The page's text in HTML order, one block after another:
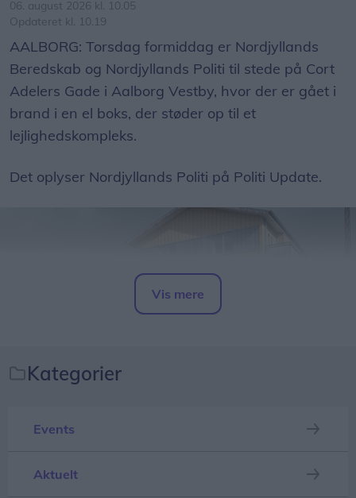
06. august 2026 kl. 10.05
Opdateret kl. 10.19
AALBORG: Torsdag formiddag er Nordjyllands
Beredskab og Nordjyllands Politi til stede på Cort
Adelers Gade i Aalborg Vestby, hvor der er gået i
brand i en el boks, der støder op til et
lejlighedskompleks.
Det oplyser Nordjyllands Politi på Politi Update.
Alle borgere i området bedes søge væk fra røgen,
Vis mere
Kategorier
Events
Aktuelt